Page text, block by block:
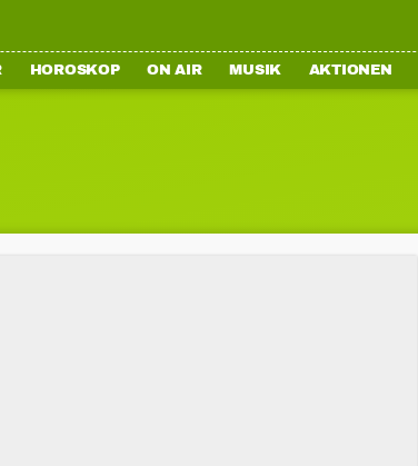
HOROSKOP ON AIR MUSIK AKTIONEN